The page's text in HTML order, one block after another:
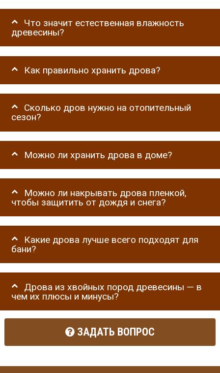
Что значит естественная влажность
древесины?
Как правильно хранить дрова?
Сколько дров нужно на отопительный
сезон?
Можно ли хранить дрова в доме?
Можно ли накрывать дрова пленкой,
чтобы защитить от дождя и снега?
Какие дрова лучше всего подходят для
бани?
Дрова из хвойных пород древесины — в
чем их плюсы и минусы?
ЗАДАТЬ ВОПРОС